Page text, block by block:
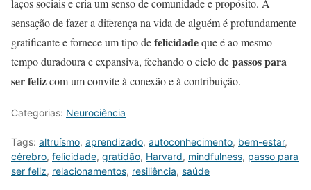
laços sociais e cria um senso de comunidade e propósito. A
sensação de fazer a diferença na vida de alguém é profundamente
gratificante e fornece um tipo defelicidadeque é ao mesmo
tempo duradoura e expansiva, fechando o ciclo depassos para
ser felizcom um convite à conexão e à contribuição.
Categorias: Neurociência
Tags: altruísmo, aprendizado, autoconhecimento, bem-estar,
cérebro, felicidade, gratidão, Harvard, mindfulness, passo para
ser feliz, relacionamentos, resiliência, saúde